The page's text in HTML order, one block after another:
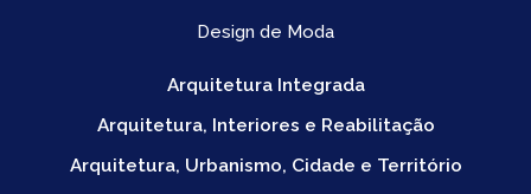
Design de Moda
Arquitetura Integrada
Arquitetura, Interiores e Reabilitação
Arquitetura, Urbanismo, Cidade e Território